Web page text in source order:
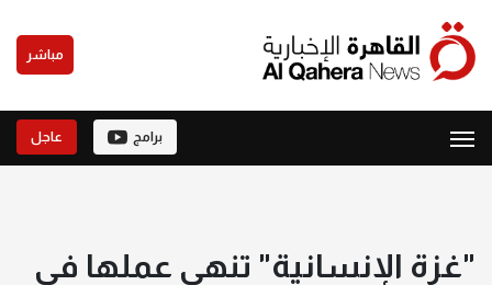
مباشر
برامج عاجل
"غزة الإنسانية" تنهي عملها في